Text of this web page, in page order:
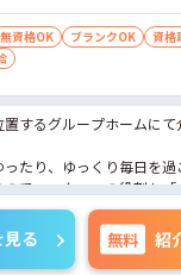
無資格OK ブランクOK
資格
するグループホームにて
たり、ゆっくり毎日を過
で、スタッフの役割も「
中心となります。
面接対策ポイントなど、
ますので、お気軽にご相
る 無料 紹